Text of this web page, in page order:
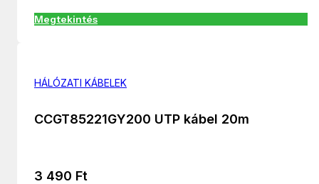
Megtekintés
HÁLÓZATI KÁBELEK
CCGT85221GY200 UTP kábel 20m
3 490 Ft